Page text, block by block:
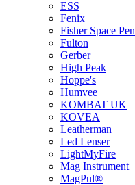
ESS
Fenix
Fisher Space Pen
Fulton
Gerber
High Peak
Hoppe's
Humvee
KOMBAT UK
KOVEA
Leatherman
Led Lenser
LightMyFire
Mag Instrument
MagPul®